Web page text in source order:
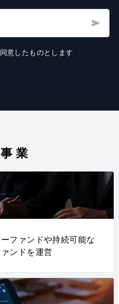
意したものとします
業
ファンドや持続可能な
ンドを運営